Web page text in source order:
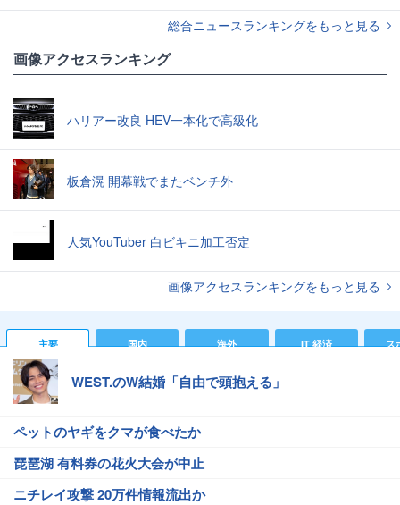
総合ニュースランキングをもっと見る
画像アクセスランキング
ハリアー改良 HEV一本化で高級化
板倉滉 開幕戦でまたベンチ外
人気YouTuber 白ビキニ加工否定
画像アクセスランキングをもっと見る
主要 国内 海外 IT 経済 ス
WEST.のW結婚「自由で頭抱える」
ペットのヤギをクマが食べたか
琵琶湖 有料券の花火大会が中止
ニチレイ攻撃 20万件情報流出か